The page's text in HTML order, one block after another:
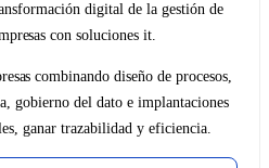
digital de la gestión de
con soluciones it.
combinando diseño de procesos,
gobierno del dato e implantaciones
ganar trazabilidad y eficiencia.